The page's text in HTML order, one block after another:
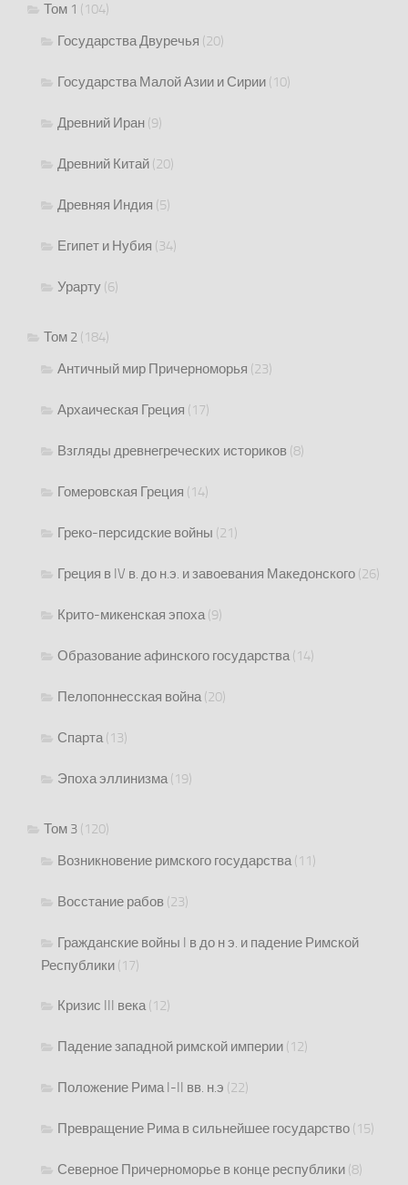
Том 1 (104)
Государства Двуречья (20)
Государства Малой Азии и Сирии (10)
Древний Иран (9)
Древний Китай (20)
Древняя Индия (5)
Египет и Нубия (34)
Урарту (6)
Том 2 (184)
Античный мир Причерноморья (23)
Архаическая Греция (17)
Взгляды древнегреческих историков (8)
Гомеровская Греция (14)
Греко-персидские войны (21)
Греция в IV в. до н.э. и завоевания Македонского (26)
Крито-микенская эпоха(9)
Образование афинского государства(14)
Пелопоннесская война(20)
Спарта(13)
Эпоха эллинизма(19)
Том 3 (120)
Возникновение римского государства(11)
Восстание рабов (23)
Гражданские войны I в до н э. и падение Римской
Республики (17)
Кризис III века(12)
Падение западной римской империи (12)
Положение Рима I-II вв. н.э (22)
Превращение Рима в сильнейшее государство (15)
Северное Причерноморье в конце республики (8)